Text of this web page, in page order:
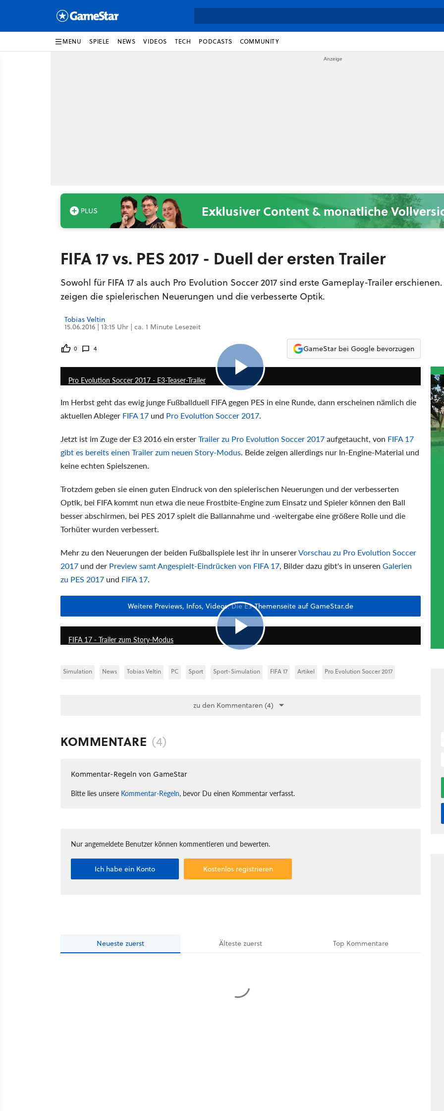
MENU SPIELE NEWS VIDEOS TECH PODCASTS COMMUNITY
Exklusiver Content & monatliche
FIFA 17 vs. PES 2017 - Duell der ersten Trailer
Sowohl für FIFA 17 als auch Pro Evolution Soccer 2017 sind erste Gameplay-Trailer
zeigen die spielerischen Neuerungen und die verbesserte Optik.
Tobias Veltin
15.06.2016 | 13:15 Uhr | ca. 1 Minute Lesezeit
0 4 GameStar bei Google bevorzugen
1:14
Pro Evolution Soccer 2017 - E3-Teaser-Trailer
Im Herbst geht das ewig junge Fußballduell FIFA gegen PES in eine Runde, dann erscheinen nämlich die
aktuellen Ableger FIFA 17 und Pro Evolution Soccer 2017.
Jetzt ist im Zuge der E3 2016 ein ersterTrailer zu Pro Evolution Soccer 2017aufgetaucht, von FIFA 17
gibt es bereits einen Trailer zum neuen Story-Modus. Beide zeigen allerdings nur In-Engine-Material und
keine echten Spielszenen.
Trotzdem geben sie einen guten Eindruck von den spielerischen Neuerungen und der verbesserten
Optik, bei FIFA kommt nun etwa die neue Frostbite-Engine zum Einsatz und Spieler können den Ball
besser abschirmen, bei PES 2017 spielt die Ballannahme und -weitergabe eine größere Rolle und die
Torhüter wurden verbessert.
Mehr zu den Neuerungen der beiden Fußballspiele lest ihr in unsererVorschau zu Pro Evolution Soccer
2017 und der Preview samt Angespielt-Eindrücken von FIFA 17, Bilder dazu gibt's in unseren Galerien
zu PES 2017 und FIFA 17.
Weitere Previews, Infos, Videos: Die E3-Themenseite auf GameStar.de
1:53
FIFA 17 - Trailer zum Story-Modus
Simulation News Tobias Veltin PC Sport Sport-Simulation FIFA 17 Artikel Pro Evolution Soccer 2017
zu den Kommentaren (4)
KOMMENTARE (4)
Kommentar-Regeln von GameStar
Bitte lies unsere Kommentar-Regeln, bevor Du einen Kommentar verfasst.
Nur angemeldete Benutzer können kommentieren und bewerten.
Ich habe ein Konto Kostenlos registrieren
Neueste zuerst Ältestezuerst Top Kommentare